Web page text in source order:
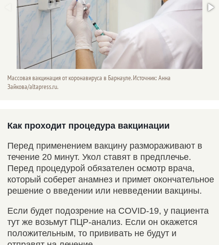
Массовая вакцинация от коронавируса в Барнауле. Источник: Анна
Зайкова/altapress.ru.
Как проходит процедура вакцинации
Перед применением вакцину размораживают в
течение 20 минут. Укол ставят в предплечье.
Перед процедурой обязателен осмотр врача,
который соберет анамнез и примет окончательное
решение о введении или невведении вакцины.
Если будет подозрение на COVID-19, у пациента
тут же возьмут ПЦР-анализ. Если он окажется
положительным, то прививать не будут и